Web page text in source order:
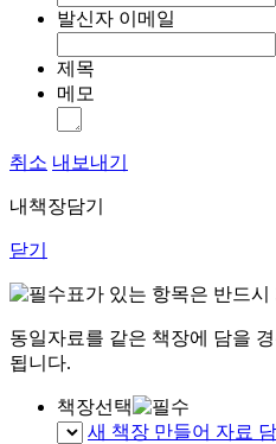
발신자 이메일
제목
메모
취소 내보내기
내책장담기
닫기
표가 있는 항목은 반드
동일자료를 같은 책장에 담을
됩니다.
책장선택
새 책장 만들어 자료 담